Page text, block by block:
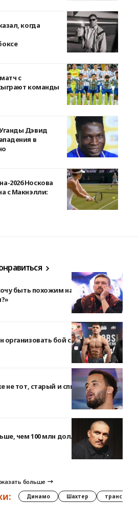
когда
с
команды
Дэвид
в
2026 Носкова
с Макнэлли:
быть похожим на Роналдо.
организовать бой с Альваресом
не тот, старый и списанный
чем 100 млн долларов. Для
больше
Динамо Шахтер трансферы